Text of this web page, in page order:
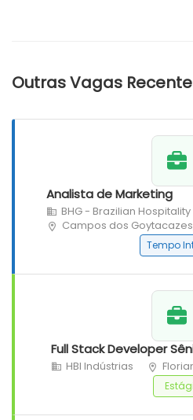
Outras Vagas
Analista de Marketing
BHG - Brazilian
Campos dos
Tempo
Full Stack Developer
HBI Indústrias